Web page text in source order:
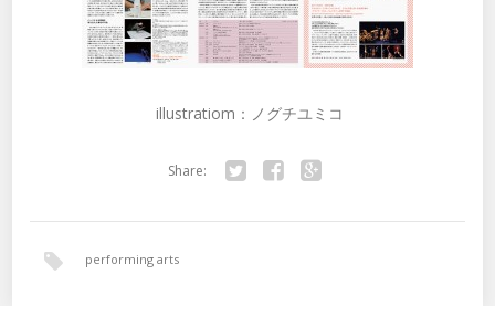
illustratiom：ノグチユミコ
Share:
performing arts